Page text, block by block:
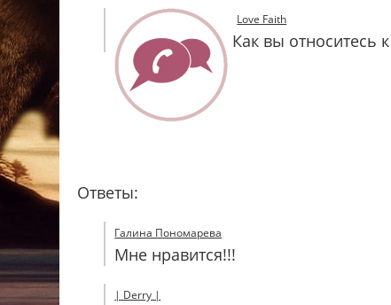
Love Faith
Как вы относитесь
Ответы:
Галина Пономарева
Мне нравится!!!
| Derry |